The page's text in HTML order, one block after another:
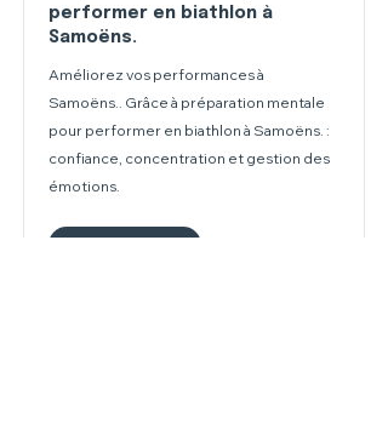
performer en biathlon à
Samoëns.
Améliorez vos performances à
Samoëns.. Grâce à préparation mentale
pour performer en biathlon à Samoëns. :
confiance, concentration et gestion des
émotions.